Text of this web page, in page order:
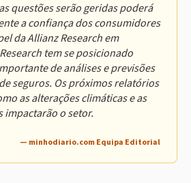
questões serão geridas poderá
a confiança dos consumidores
da Allianz Research em
tem se posicionado
de análises e previsões
seguros. Os próximos relatórios
as alterações climáticas e as
impactarão o setor.
— minhodiario.com Equipa Editorial